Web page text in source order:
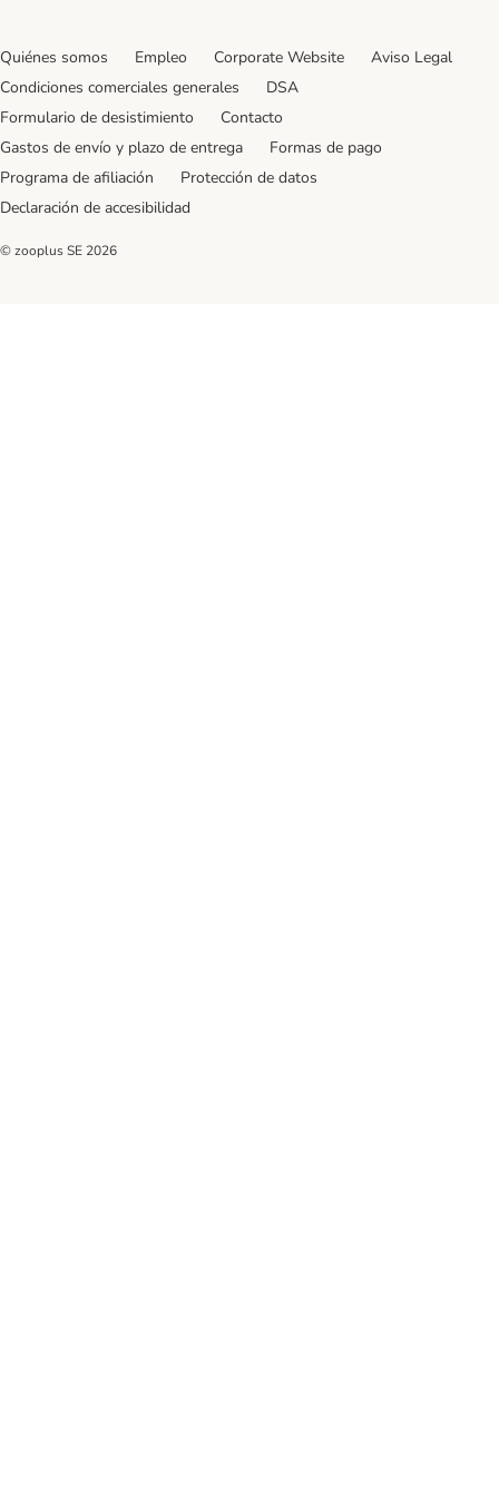
Quiénes somos Empleo Corporate Website
Aviso Legal
Condiciones comerciales generales
DSA
Formulario de desistimiento
Contacto
Gastos de envío y plazo de entrega
Formas de pago
Programa de afiliación
Protección de datos
Declaración de accesibilidad
© zooplus SE 2026